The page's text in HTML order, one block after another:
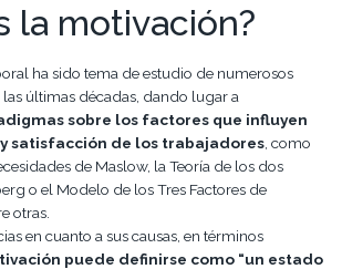
la motivación?
ha sido tema de estudio de numerosos
últimas décadas, dando lugar a
sobre los factores que influyen
satisfacción de los trabajadores , como
de Maslow, la Teoría de los dos
o el Modelo de los Tres Factores de
otras.
en cuanto a sus causas, en términos
puede definirse como “un estado